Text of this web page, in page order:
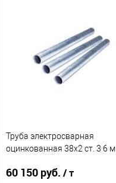
Труба электросварная
оцинкованная 38х2 ст. 3 6 м
60 150 руб. / т